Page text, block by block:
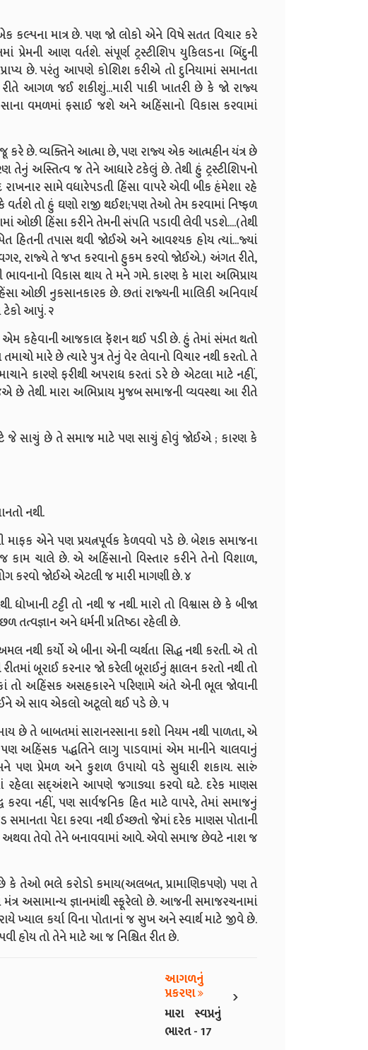
કલ્પના માત્ર છે. પણ જો લોકો એને વિષે સતત વિચાર કરે
પ્રેમની આણ વર્તશે. સંપૂર્ણ ટ્રસ્ટીશિપ યુકિલડના બિંદુની
છે. પરંતુ આપણે કોશિશ કરીએ તો દુનિયામાં સમાનતા
આગળ જઈ શકીશું...મારી પાકી ખાતરી છે કે જો રાજ્ય
વમળમાં ફસાઈ જશે અને અહિંસાનો વિકાસ કરવામાં
કરે છે. વ્યક્તિને આત્મા છે, પણ રાજ્ય એક આત્મહીન યંત્ર છે
તેનું અસ્તિત્વ જ તેને આધારે ટકેલું છે. તેથી હું ટ્રસ્ટીશિપનો
સામે વધારેપડતી હિંસા વાપરે એવી બીક હંમેશા રહે
વર્તશે તો હું ઘણો રાજી થઈશ;પણ તેઓ તેમ કરવામાં નિષ્ફળ
હિંસા કરીને તેમની સંપતિ પડાવી લેવી પડશે....(તેથી
હિતની તપાસ થવી જોઈએ અને આવશ્યક હોય ત્યાં...જ્યાં
રાજ્યે તે જપ્ત કરવાનો હુકમ કરવો જોઈએ.) અંગત રીતે,
વિકાસ થાય તે મને ગમે. કારણ કે મારા અભિપ્રાય
ઓછી નુકસાનકારક છે. છતાં રાજ્યની માલિકી અનિવાર્ય
ટેકો આપું. ૨
કહેવાની આજકાલ ફૅશન થઈ પડી છે. હું તેમાં સંમત થતો
મારે છે ત્યારે પુત્ર તેનું વેર લેવાનો વિચાર નથી કરતો. તે
કારણે ફરીથી અપરાધ કરતાં ડરે છે એટલા માટે નહીં,
છે તેથી. મારા અભિપ્રાય મુજબ સમાજની વ્યવસ્થા આ રીતે
જે સાચું છે તે સમાજ માટે પણ સાચું હોવું જોઈએ ; કારણ કે
નથી.
એને પણ પ્રયત્નપૂર્વક કેળવવો પડે છે. બેશક સમાજના
જ કામ ચાલે છે. એ અહિંસાનો વિસ્તાર કરીને તેનો વિશાળ,
કરવો જોઈએ એટલી જ મારી માગણી છે. ૪
ધોખાની ટટ્ટી તો નથી જ નથી. મારો તો વિશ્વાસ છે કે બીજા
અને ધર્મની પ્રતિષ્ઠા રહેલી છે.
નથી કર્યો એ બીના એની વ્યર્થતા સિદ્ધ નથી કરતી. એ તો
બૂરાઈ કરનાર જો કરેલી બૂરાઈનું ક્ષાલન કરતો નથી તો
તો અહિંસક અસહકારને પરિણામે અંતે એની ભૂલ જોવાની
એ સાવ એકલો અટૂલો થઈ પડે છે. ૫
છે તે બાબતમાં સારાનરસાના કશો નિયમ નથી પાળતા, એ
અહિંસક પદ્ધતિને લાગુ પાડવામાં એમ માનીને ચાલવાનું
પણ પ્રેમળ અને કુશળ ઉપાયો વડે સુધારી શકાય. સારું
સદ્‌અંશને આપણે જગાડ્યા કરવો ઘટે. દરેક માણસ
કરવા નહીં, પણ સાર્વજનિક હિત માટે વાપરે, તેમાં સમાજનું
પેદા કરવા નથી ઈચ્છતો જેમાં દરેક માણસ પોતાની
તેવો તેને બનાવવામાં આવે. એવો સમાજ છેવટે નાશ જ
તેઓ ભલે કરોડો કમાય(અલબત, પ્રામાણિકપણે) પણ તે
અસામાન્ય જ્ઞાનમાંથી સ્ફૂરેલો છે. આજની સમાજરચનામાં
ખ્યાલ કર્યા વિના પોતાનાં જ સુખ અને સ્વાર્થ માટે જીવે છે.
હોય તો તેને માટે આ જ નિશ્ચિત રીત છે.
›
આગળનું
પ્રકરણ
મારા સ્વપ્નનું
ભારત - 17